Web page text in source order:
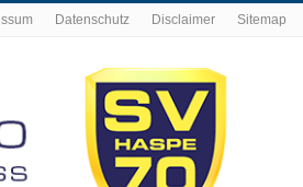
Datenschutz Disclaimer Sitemap